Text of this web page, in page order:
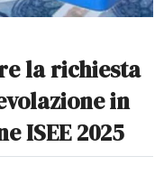
la richiesta
in
ISEE 2025